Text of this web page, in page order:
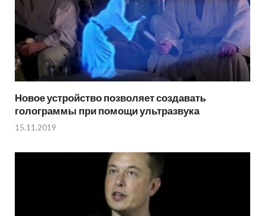
Новое устройство позволяет создавать
голограммы при помощи ультразвука
15.11.2019